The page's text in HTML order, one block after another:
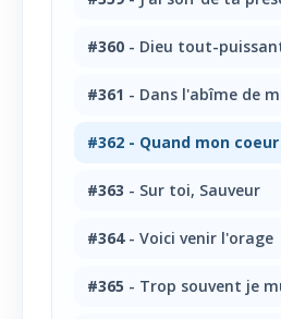
#360 - Dieu tout-
#361 - Dans l'abîme de
#362 - Quand mon
#363 - Sur toi, Sauveur
#364- Voici venir l'orage
#365 - Trop souvent je